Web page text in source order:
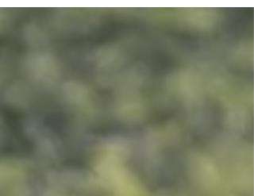
ありがとうございました。 「All Comers...